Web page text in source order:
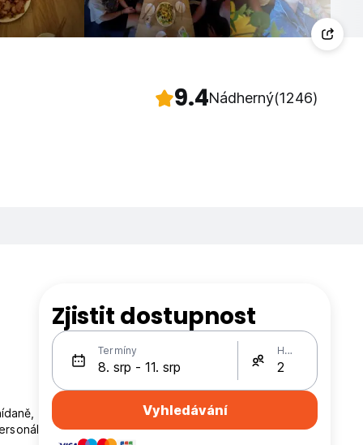
9.4Nádherný(1246)
Zjistit dostupnost
Termíny Hosté
Vyhledávání